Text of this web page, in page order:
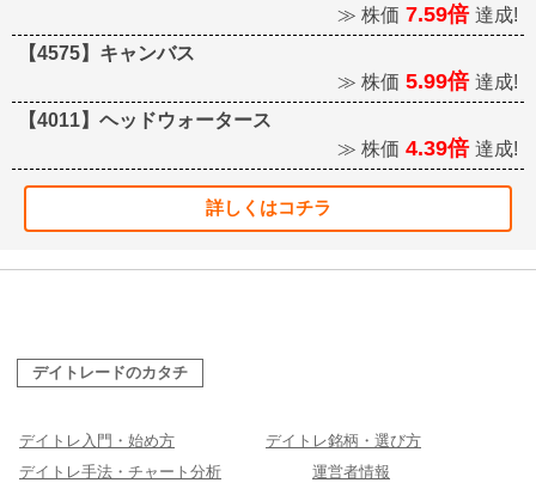
≫ 株価 7.59倍 達成!
【4575】キャンバス
≫ 株価 5.99倍 達成!
【4011】ヘッドウォータース
≫ 株価 4.39倍 達成!
詳しくはコチラ
デイトレードのカタチ
デイトレ入門・始め方
デイトレ銘柄・選び方
デイトレ手法・チャート分析
運営者情報